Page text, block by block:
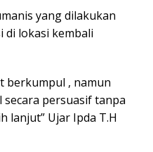
yang dilakukan
di lokasi kembali
berkumpul , namun
persuasif tanpa
lanjut” Ujar Ipda T.H